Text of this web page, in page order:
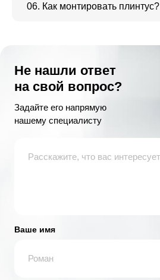
06. Как монтировать плинтус?
Не нашли ответ
на свой вопрос?
Задайте его напрямую
нашему специалисту
Ваше имя